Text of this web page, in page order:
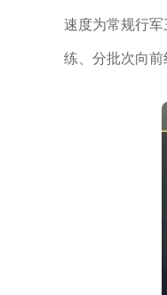
速度为常规行
练、分批次向